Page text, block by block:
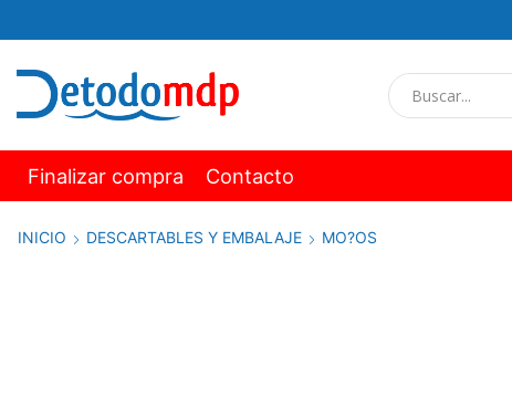
Finalizar compra Contacto
INICIO DESCARTABLES Y EMBALAJE MO?OS